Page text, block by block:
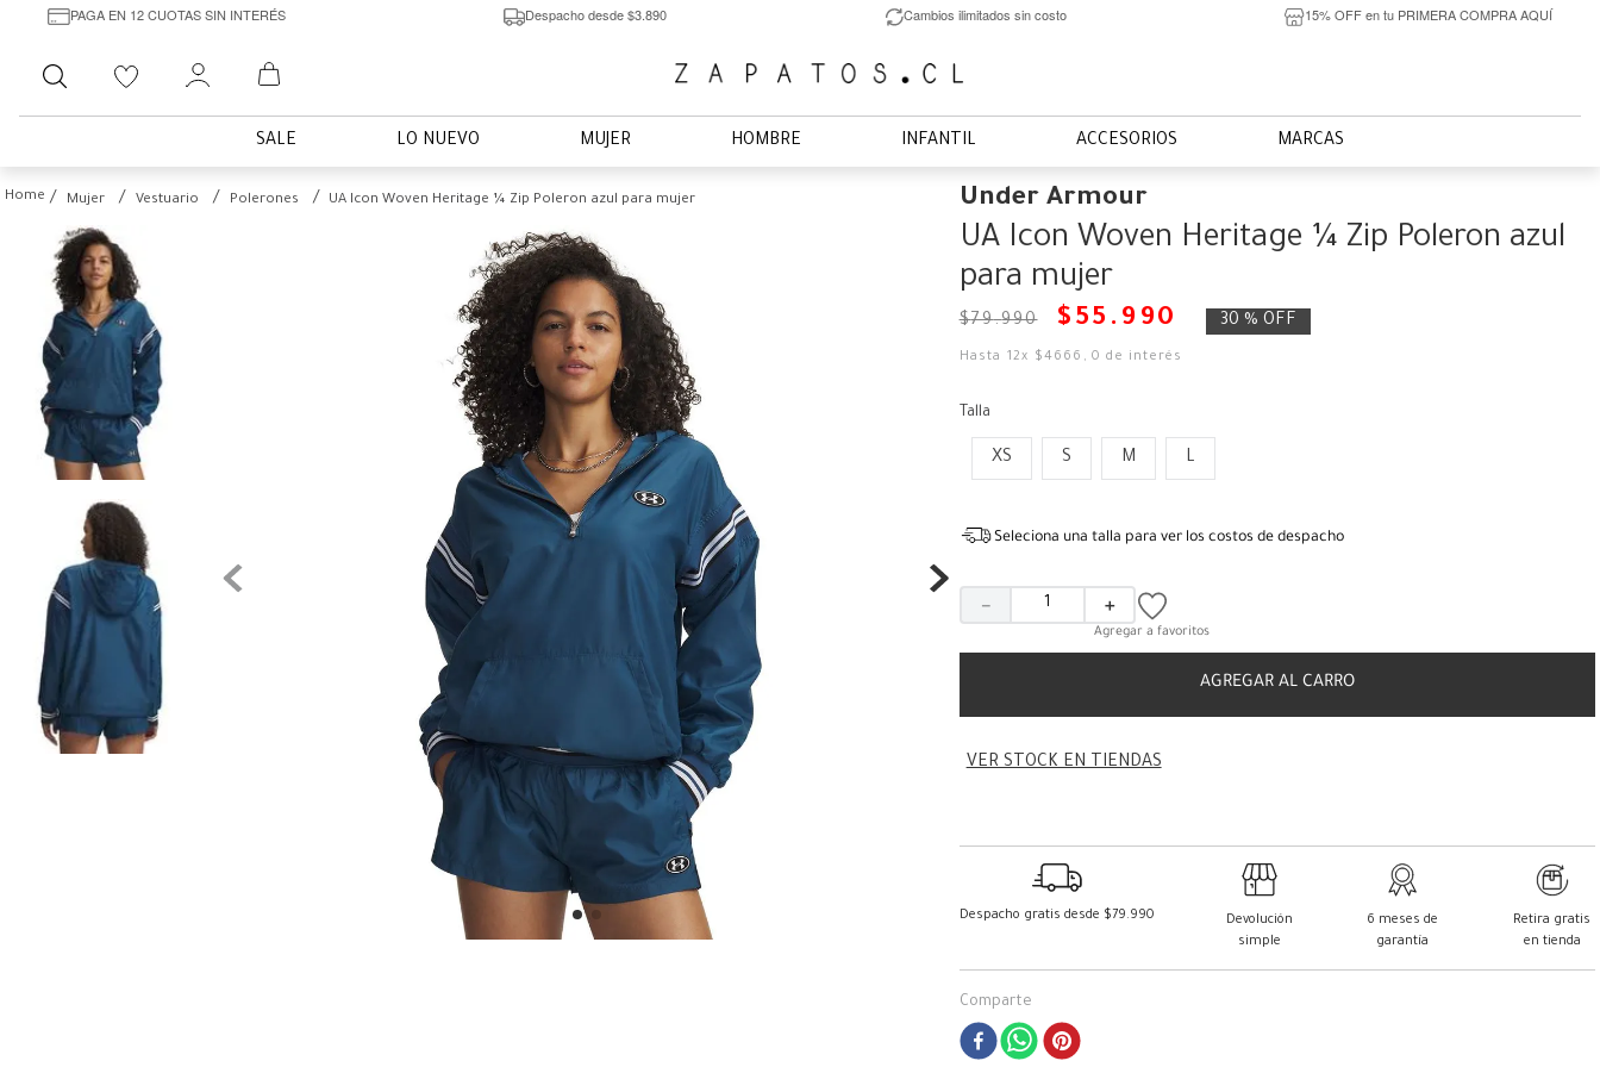
PAGA EN 12 CUOTAS SIN INTERÉS Despacho desde $3.890 Cambios ilimitados sin costo 15% OFF en tu PRIMERA COMPRA AQUÍ
Buscar
SALE LO NUEVO MUJER HOMBRE INFANTIL ACCESORIOS MARCAS
Mujer Vestuario Polerones UA Icon Woven Heritage ¼ Zip Poleron azul para mujer Under Armour
UA Icon Woven Heritage ¼ Zip Poleron azul
para mujer
$79.990 $ 55 . 990 30 % OFF
Hasta 12x $4666 ,0 de interés
Talla
XS S M L
Seleciona una talla para ver los costos de despacho
＋
－
AGREGAR AL CARRO
VER STOCK EN TIENDAS
Despacho gratis desde $79.990
Devolución
simple
6 meses de
garantía
Retira gratis
en tienda
Comparte